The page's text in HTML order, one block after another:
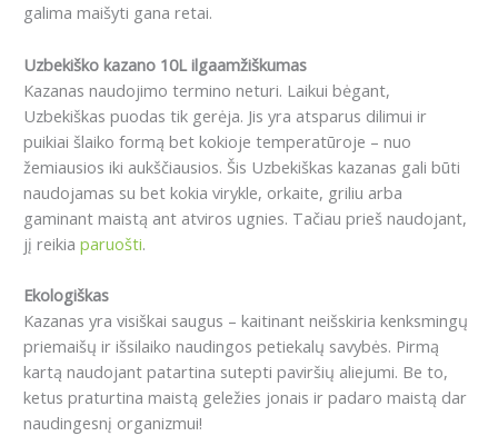
galima maišyti gana retai.
Uzbekiško kazano 10L ilgaamžiškumas
Kazanas naudojimo termino neturi. Laikui bėgant,
Uzbekiškas puodas tik gerėja. Jis yra atsparus dilimui ir
puikiai šlaiko formą bet kokioje temperatūroje – nuo ​​
žemiausios iki aukščiausios. Šis Uzbekiškas kazanas gali būti
naudojamas su bet kokia virykle, orkaite, griliu arba
gaminant maistą ant atviros ugnies. Tačiau prieš naudojant,
jį reikia paruošti.
Ekologiškas
Kazanas yra visiškai saugus – kaitinant neišskiria kenksmingų
priemaišų ir išsilaiko naudingos petiekalų savybės. Pirmą
kartą naudojant patartina sutepti paviršių aliejumi. Be to,
ketus praturtina maistą geležies jonais ir padaro maistą dar
naudingesnį organizmui!